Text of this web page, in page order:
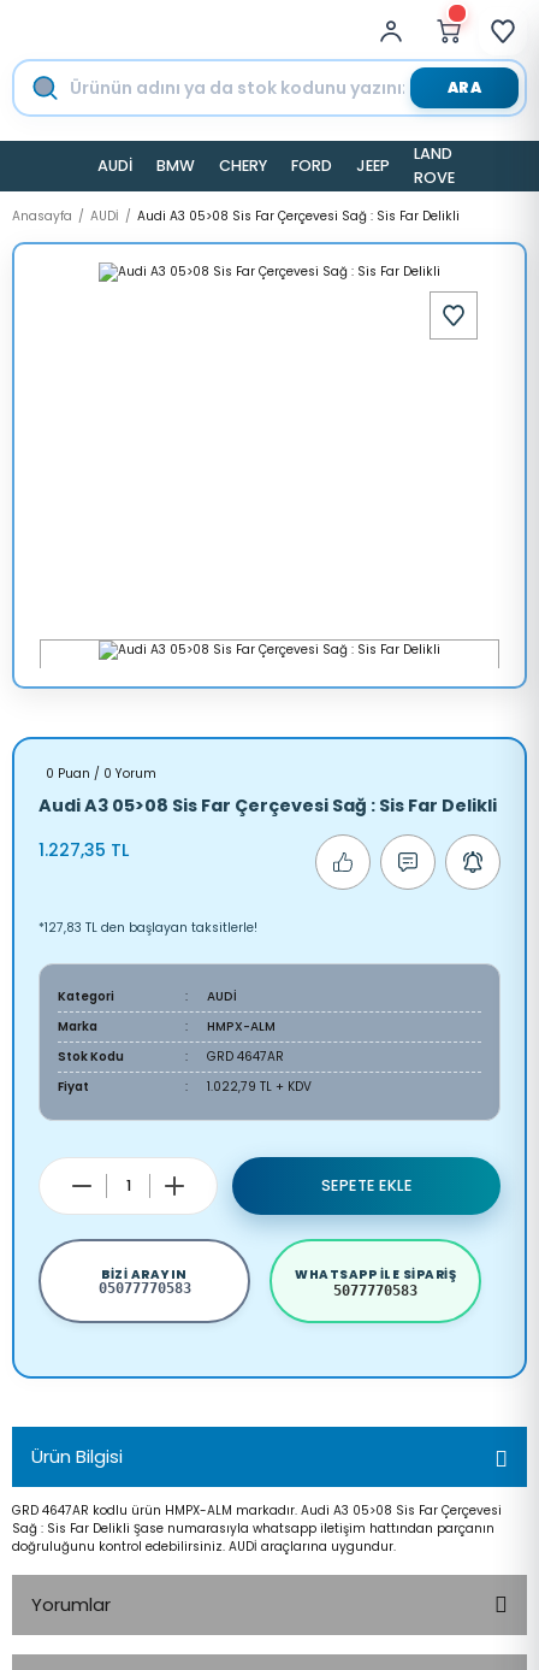
ARA
AUDİ BMW CHERY FORD JEEP
LAND
ROVER
Anasayfa AUDİ Audi A3 05>08 Sis Far Çerçevesi Sağ : Sis Far Delikli
0 Puan / 0 Yorum
Audi A3 05>08 Sis Far Çerçevesi Sağ : Sis Far Delikli
1.227,35 TL
*127,83 TL den başlayan taksitlerle!
Kategori
AUDİ
Marka
HMPX-ALM
Stok Kodu
GRD 4647AR
Fiyat
1.022,79 TL + KDV
SEPETE EKLE
BIZI ARAYIN
05077770583
WHATSAPP ILE SIPARIŞ
5077770583
Ürün Bilgisi
GRD 4647AR kodlu ürün HMPX-ALM markadır. Audi A3 05>08 Sis Far Çerçevesi
Sağ : Sis Far Delikli Şase numarasıyla whatsapp iletişim hattından parçanın
doğruluğunu kontrol edebilirsiniz. AUDİ araçlarına uygundur.
Yorumlar